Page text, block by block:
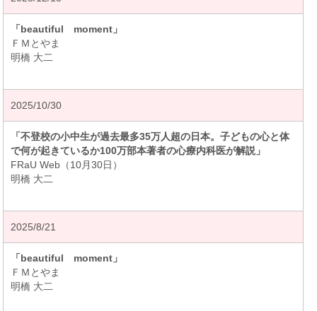
「beautiful moment」
ＦＭとやま
明橋 大二
2025/10/30
「不登校の小中生が過去最多35万人超の日本。子どもの心と体
で何が起きているか100万部本著者の心療内科医が解説」
FRaU Web（10月30日）
明橋 大二
2025/8/21
「beautiful moment」
ＦＭとやま
明橋 大二